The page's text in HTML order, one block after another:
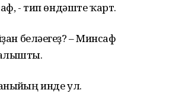
- тип өндәште ҡарт.
беләһегеҙ? – Минсаф
инде ул.